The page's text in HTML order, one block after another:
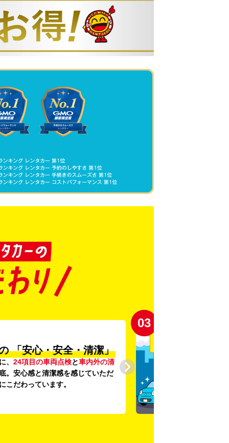
「安心・安全・清潔」
、 24項目の車両点検と車内外の清
。安心感と清潔感を感じていただ
こだわっています。
03